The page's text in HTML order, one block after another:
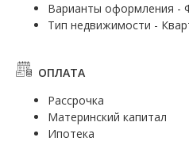
Варианты оформления -
Тип недвижимости -
ОПЛАТА
Рассрочка
Материнский капитал
Ипотека